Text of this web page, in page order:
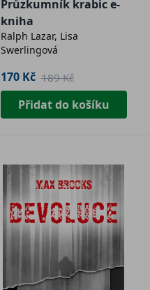
Průzkumník krabic e-
kniha
Ralph Lazar, Lisa
Swerlingová
170 Kč 189 Kč
Přidat do košíku